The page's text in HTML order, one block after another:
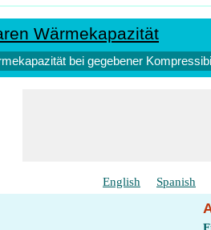
Wärmekapazität
bei gegebener
English Spanish